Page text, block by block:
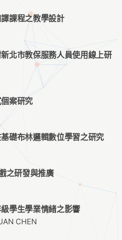
課程之教學設計
北市教保服務人員使用線上研
案研究
礎布林邏輯數位學習之研究
之研發與推廣
學生學業情緒之影響
CHEN